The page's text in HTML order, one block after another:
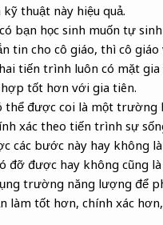
thuật này hiệu quả.
bạn học sinh muốn tự
tin cho cô giáo, thì cô
tiến trình luôn có mặt
tốt hơn với gia tiên.
được coi là một trường
xác theo tiến trình sự
các bước này hay không
đỡ được hay không cũng
trường năng lượng để
làm tốt hơn, chính xác